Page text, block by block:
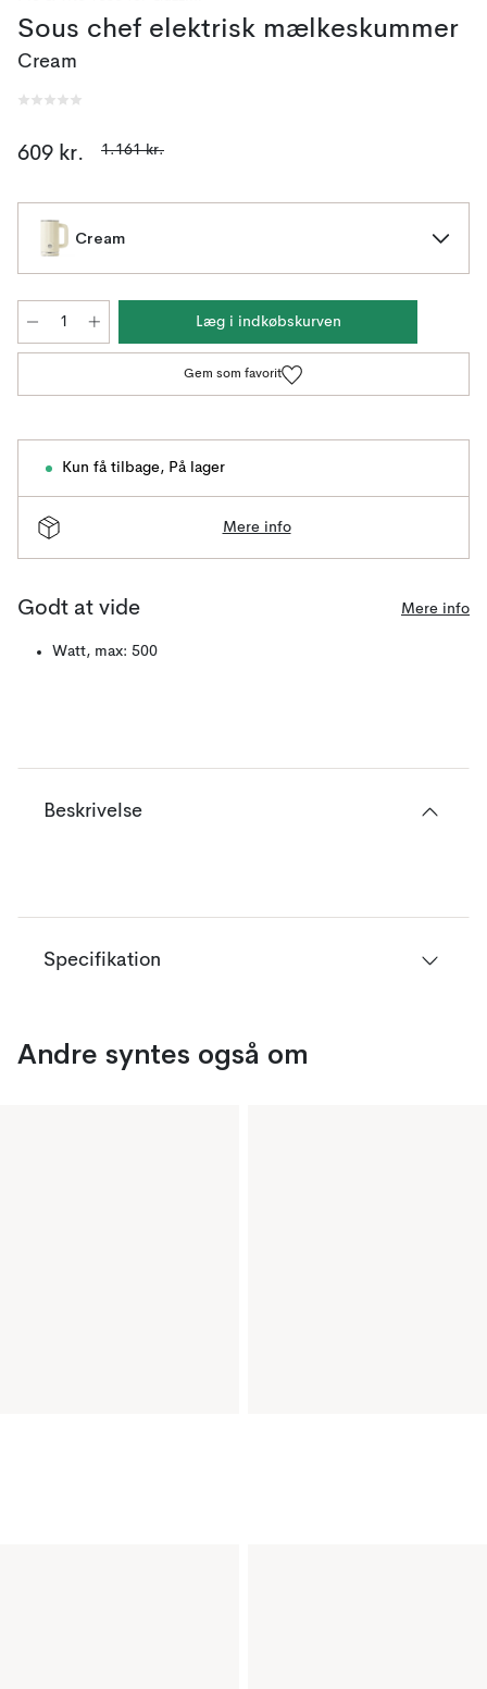
Sous chef elektrisk mælkeskummer
Cream
609 kr. 1.161 kr.
Cream
Læg i indkøbskurven
Gem som favorit
Kun få tilbage, På lager
Mere info
Godt at vide Mere info
Watt, max: 500
Beskrivelse
Specifikation
Andre syntes også om